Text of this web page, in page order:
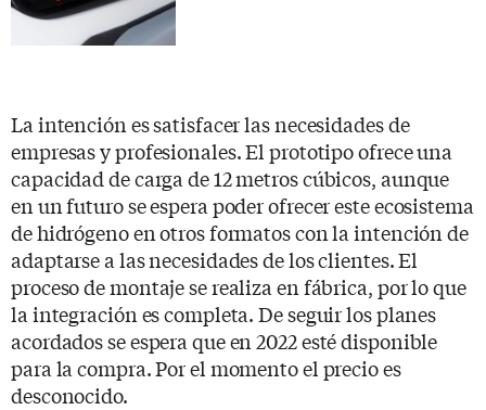
La intención es satisfacer las necesidades de
empresas y profesionales. El prototipo ofrece una
capacidad de carga de 12 metros cúbicos, aunque
en un futuro se espera poder ofrecer este ecosistema
de hidrógeno en otros formatos con la intención de
adaptarse a las necesidades de los clientes. El
proceso de montaje se realiza en fábrica, por lo que
la integración es completa. De seguir los planes
acordados se espera que en 2022 esté disponible
para la compra. Por el momento el precio es
desconocido.